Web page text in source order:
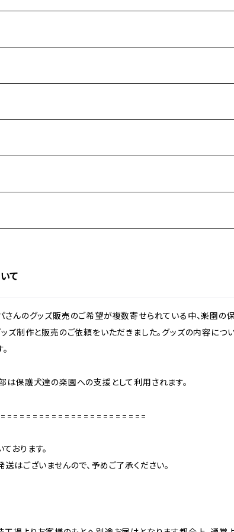
て
さんのグッズ販売のご希望が複数寄せられている中、楽園
ズ制作と販売のご依頼をいただきました。グッズの内容につ
は保護犬達の楽園への支援として利用されます。
おります。
はございませんので、予めご了承ください。